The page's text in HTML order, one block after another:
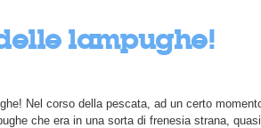
lampughe!
Nel corso della pescata, ad un certo
che era in una sorta di frenesia strana,